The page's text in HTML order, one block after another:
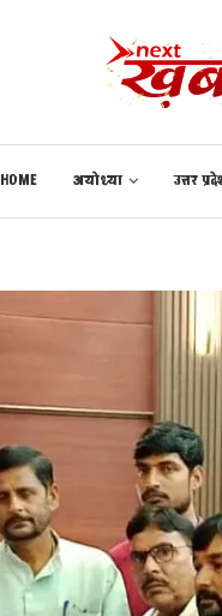
HOME अयोध्या उत्तर